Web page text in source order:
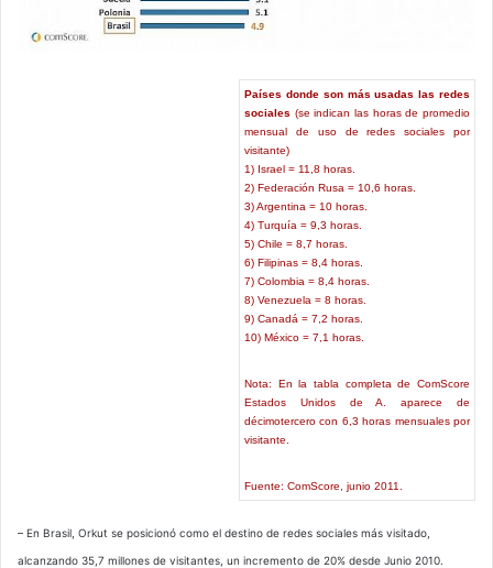
Países donde son más usadas las redes
sociales (se indican las horas de promedio
mensual de uso de redes sociales por
visitante)
1) Israel = 11,8 horas.
2) Federación Rusa = 10,6 horas.
3) Argentina = 10 horas.
4) Turquía = 9,3 horas.
5) Chile = 8,7 horas.
6) Filipinas = 8,4 horas.
7) Colombia = 8,4 horas.
8) Venezuela = 8 horas.
9) Canadá = 7,2 horas.
10) México = 7,1 horas.
Nota: En la tabla completa de ComScore
Estados Unidos de A. aparece de
décimotercero con 6,3 horas mensuales por
visitante.
Fuente: ComScore, junio 2011.
– En Brasil, Orkut se posicionó como el destino de redes sociales más visitado,
alcanzando 35,7 millones de visitantes, un incremento de 20% desde Junio 2010.